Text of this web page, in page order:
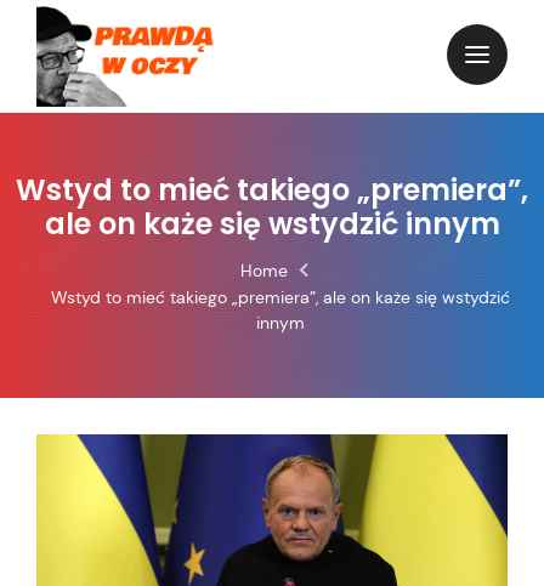
content
Wstyd to mieć takiego „premiera”,
ale on każe się wstydzić innym
Home
Wstyd to mieć takiego „premiera”, ale on każe się wstydzić
innym